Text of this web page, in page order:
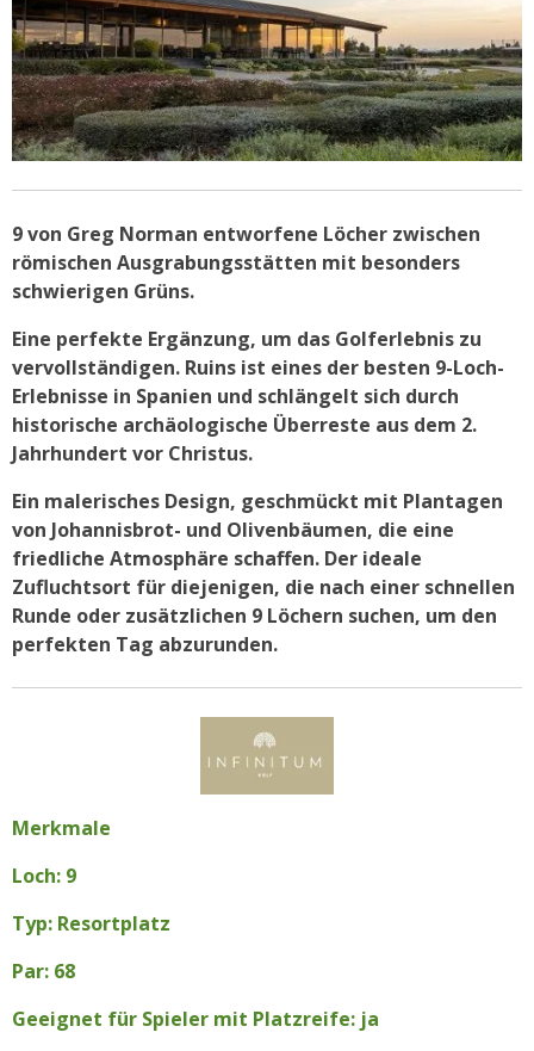
9 von Greg Norman entworfene Löcher zwischen
römischen Ausgrabungsstätten mit besonders
schwierigen Grüns.
Eine perfekte Ergänzung, um das Golferlebnis zu
vervollständigen. Ruins ist eines der besten 9-Loch-
Erlebnisse in Spanien und schlängelt sich durch
historische archäologische Überreste aus dem 2.
Jahrhundert vor Christus.
Ein malerisches Design, geschmückt mit Plantagen
von Johannisbrot- und Olivenbäumen, die eine
friedliche Atmosphäre schaffen. Der ideale
Zufluchtsort für diejenigen, die nach einer schnellen
Runde oder zusätzlichen 9 Löchern suchen, um den
perfekten Tag abzurunden.
Merkmale
Loch: 9
Typ: Resortplatz
Par: 68
Geeignet für Spieler mit Platzreife: ja